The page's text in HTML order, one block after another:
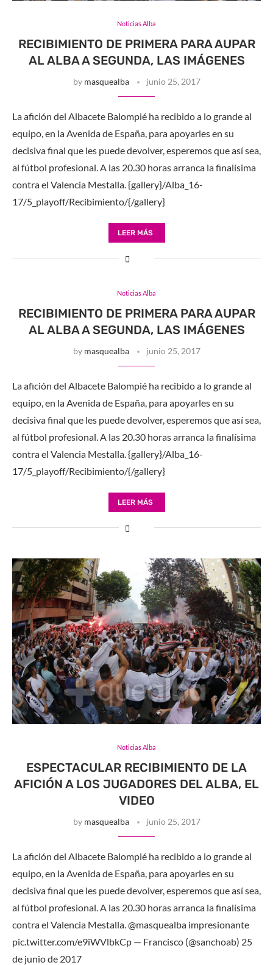
Noticias Alba
RECIBIMIENTO DE PRIMERA PARA AUPAR
AL ALBA A SEGUNDA, LAS IMÁGENES
by masquealba junio 25, 2017
La afición del Albacete Balompié ha recibido a lo grande al
equipo, en la Avenida de España, para apoyarles en su
decisiva final que les puede devolver, esperemos que así sea,
al fútbol profesional. A las 20.30 horas arranca la finalísima
contra el Valencia Mestalla. {gallery}/Alba_16-
17/5_playoff/Recibimiento/{/gallery}
LEER MÁS
Noticias Alba
RECIBIMIENTO DE PRIMERA PARA AUPAR
AL ALBA A SEGUNDA, LAS IMÁGENES
by masquealba junio 25, 2017
La afición del Albacete Balompié ha recibido a lo grande al
equipo, en la Avenida de España, para apoyarles en su
decisiva final que les puede devolver, esperemos que así sea,
al fútbol profesional. A las 20.30 horas arranca la finalísima
contra el Valencia Mestalla. {gallery}/Alba_16-
17/5_playoff/Recibimiento/{/gallery}
LEER MÁS
Noticias Alba
ESPECTACULAR RECIBIMIENTO DE LA
AFICIÓN A LOS JUGADORES DEL ALBA, EL
VIDEO
by masquealba junio 25, 2017
La afición del Albacete Balompié ha recibido a lo grande al
equipo, en la Avenida de España, para apoyarles en su
decisiva final que les puede devolver, esperemos que así sea,
al fútbol profesional. A las 20.30 horas arranca la finalísima
contra el Valencia Mestalla. @masquealba impresionante
pic.twitter.com/e9iWVlbkCp — Francisco (@sanchoab) 25
de junio de 2017